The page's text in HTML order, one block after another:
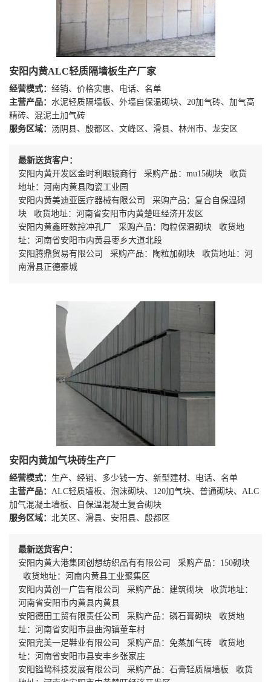
安阳内黄ALC轻质隔墙板生产厂家
经营模式： 经销、价格实惠、电话、名单
主营产品： 水泥轻质隔墙板、外墙自保温砌块、20加气砖、加气高
精砖、混泥土加气砖
服务区域： 汤阴县、殷都区、文峰区、滑县、林州市、龙安区
最新送货客户：
安阳内黄开发区金时利眼镜商行 采购产品：mu15砌块 收货
地址：河南内黄县陶瓷工业园
安阳内黄美迪亚医疗器械有限公司 采购产品：复合自保温砌
块 收货地址：河南省安阳市内黄楚旺经济开发区
安阳内黄鑫旺数控冲孔厂 采购产品：陶粒保温砌块 收货地
址：河南省安阳市内黄县枣乡大道北段
安阳腾鼎贸易有限公司 采购产品：陶粒加砌块 收货地址：河
南滑县正德豪城
安阳内黄加气块砖生产厂
经营模式： 生产、经销、多少钱一方、新型建材、电话、名单
主营产品： ALC轻质墙板、泡沫砌块、120加气块、普通砌块、ALC
加气混凝土墙板、自保温混凝土复合砌块
服务区域： 北关区、滑县、安阳县、殷都区
最新送货客户：
安阳内黄大港集团创想纺织品有有限公司 采购产品：150砌块
收货地址：河南内黄县工业聚集区
安阳内黄创一广告有限公司 采购产品：建筑砌块 收货地址：
河南省安阳市内黄县内黄县
安阳德田工贸有限责任公司 采购产品：磷石膏砌块 收货地
址：河南省安阳市县曲沟镇董车村
安阳完美一足鞋业有限公司 采购产品：免蒸加气砖 收货地
址：河南省安阳市县安丰乡张家庄
安阳镒鸷科技发展有限公司 采购产品：石膏轻质隔墙板 收货